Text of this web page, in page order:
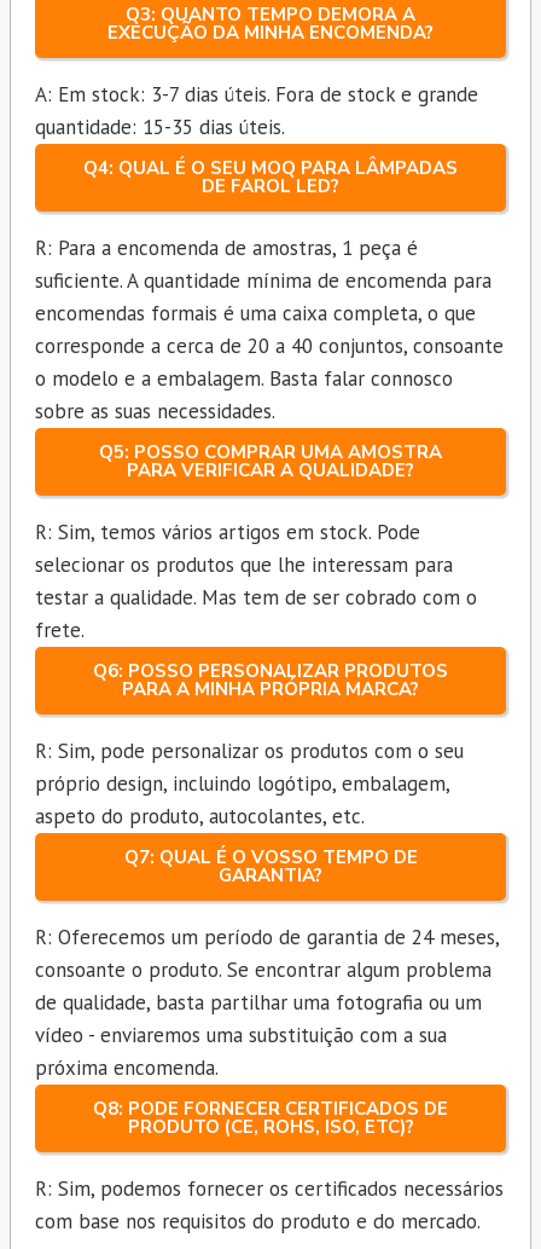
Q3: QUANTO TEMPO DEMORA A
EXECUÇÃO DA MINHA ENCOMENDA?
A: Em stock: 3-7 dias úteis. Fora de stock e grande
quantidade: 15-35 dias úteis.
Q4: QUAL É O SEU MOQ PARA LÂMPADAS
DE FAROL LED?
R: Para a encomenda de amostras, 1 peça é
suficiente. A quantidade mínima de encomenda para
encomendas formais é uma caixa completa, o que
corresponde a cerca de 20 a 40 conjuntos, consoante
o modelo e a embalagem. Basta falar connosco
sobre as suas necessidades.
Q5: POSSO COMPRAR UMA AMOSTRA
PARA VERIFICAR A QUALIDADE?
R: Sim, temos vários artigos em stock. Pode
selecionar os produtos que lhe interessam para
testar a qualidade. Mas tem de ser cobrado com o
frete.
Q6: POSSO PERSONALIZAR PRODUTOS
PARA A MINHA PRÓPRIA MARCA?
R: Sim, pode personalizar os produtos com o seu
próprio design, incluindo logótipo, embalagem,
aspeto do produto, autocolantes, etc.
Q7: QUAL É O VOSSO TEMPO DE
GARANTIA?
R: Oferecemos um período de garantia de 24 meses,
consoante o produto. Se encontrar algum problema
de qualidade, basta partilhar uma fotografia ou um
vídeo - enviaremos uma substituição com a sua
próxima encomenda.
Q8: PODE FORNECER CERTIFICADOS DE
PRODUTO (CE, ROHS, ISO, ETC)?
R: Sim, podemos fornecer os certificados necessários
com base nos requisitos do produto e do mercado.